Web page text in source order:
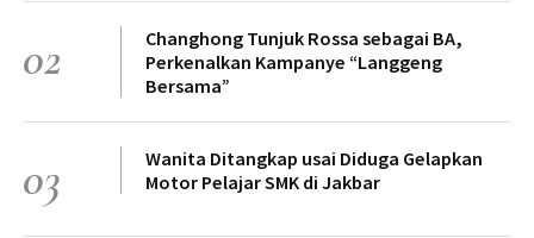
02
Changhong Tunjuk Rossa sebagai BA,
Perkenalkan Kampanye “Langgeng
Bersama”
03
Wanita Ditangkap usai Diduga Gelapkan
Motor Pelajar SMK di Jakbar